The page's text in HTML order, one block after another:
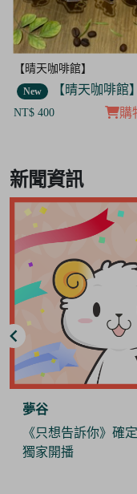
【晴天咖啡館】
New
NT$ 400 購
of
2
新聞資訊
夢谷
《只想告訴你》確
獨家開播